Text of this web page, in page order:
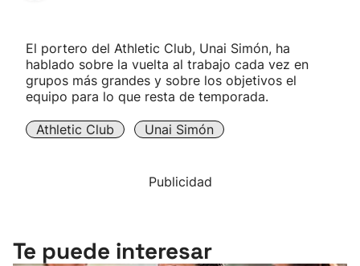
Más deportes
El portero del Athletic Club, Unai Simón, ha
hablado sobre la vuelta al trabajo cada vez en
grupos más grandes y sobre los objetivos el
equipo para lo que resta de temporada.
Athletic Club Unai Simón
Publicidad
Te puede interesar